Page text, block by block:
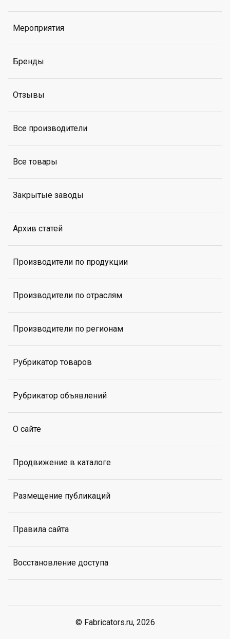
Мероприятия
Бренды
Отзывы
Все производители
Все товары
Закрытые заводы
Архив статей
Производители по продукции
Производители по отраслям
Производители по регионам
Рубрикатор товаров
Рубрикатор объявлений
О сайте
Продвижение в каталоге
Размещение публикаций
Правила сайта
Восстановление доступа
© Fabricators.ru, 2026